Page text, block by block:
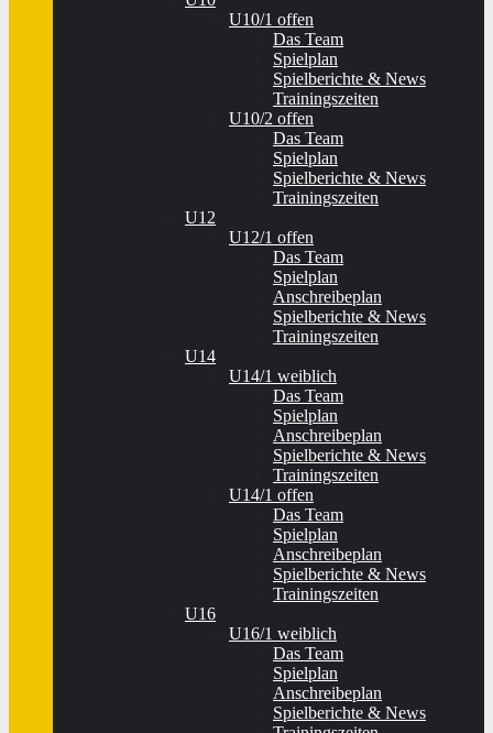
U10/1 offen
Das Team
Spielplan
Spielberichte & News
Trainingszeiten
U10/2 offen
Das Team
Spielplan
Spielberichte & News
Trainingszeiten
U12
U12/1 offen
Das Team
Spielplan
Anschreibeplan
Spielberichte & News
Trainingszeiten
U14
U14/1 weiblich
Das Team
Spielplan
Anschreibeplan
Spielberichte & News
Trainingszeiten
U14/1 offen
Das Team
Spielplan
Anschreibeplan
Spielberichte & News
Trainingszeiten
U16
U16/1 weiblich
Das Team
Spielplan
Anschreibeplan
Spielberichte & News